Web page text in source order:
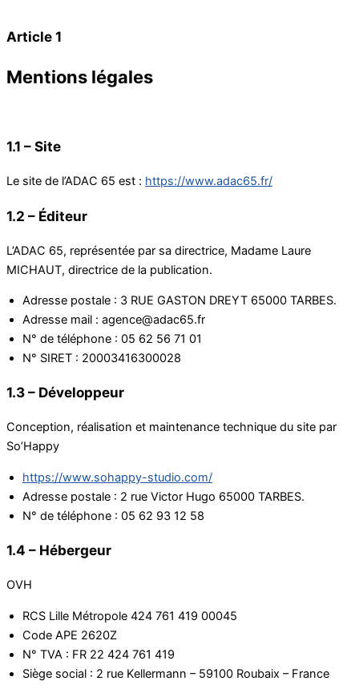
Article 1
Mentions légales
1.1 – Site
Le site de l’ADAC 65 est : https://www.adac65.fr/
1.2 – Éditeur
L’ADAC 65, représentée par sa directrice, Madame Laure
MICHAUT, directrice de la publication.
Adresse postale : 3 RUE GASTON DREYT 65000 TARBES.
Adresse mail : agence@adac65.fr
N° de téléphone : 05 62 56 71 01
N° SIRET : 20003416300028
1.3 – Développeur
Conception, réalisation et maintenance technique du site par
So’Happy
https://www.sohappy-studio.com/
Adresse postale : 2 rue Victor Hugo 65000 TARBES.
N° de téléphone : 05 62 93 12 58
1.4 – Hébergeur
OVH
RCS Lille Métropole 424 761 419 00045
Code APE 2620Z
N° TVA : FR 22 424 761 419
Siège social : 2 rue Kellermann – 59100 Roubaix – France